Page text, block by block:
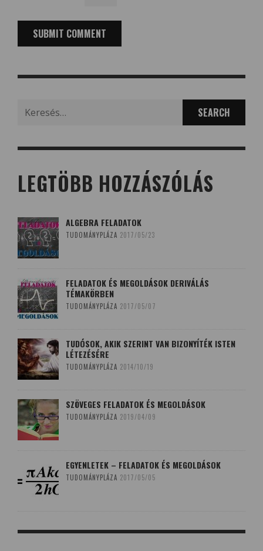
for:
LEGTÖBB HOZZÁSZÓLÁS
ALGEBRA FELADATOK
TUDOMÁNYPLÁZA 2017/05/23
FELADATOK ÉS MEGOLDÁSOK DERIVÁLÁS
TÉMAKÖRBEN
TUDOMÁNYPLÁZA 2017/05/07
TUDÓSOK, AKIK SZERINT VAN BIZONYÍTÉK ISTEN
LÉTEZÉSÉRE
TUDOMÁNYPLÁZA 2014/10/19
SZÖVEGES FELADATOK ÉS MEGOLDÁSOK
TUDOMÁNYPLÁZA 2019/04/09
EGYENLETEK – FELADATOK ÉS MEGOLDÁSOK
TUDOMÁNYPLÁZA 2017/05/05